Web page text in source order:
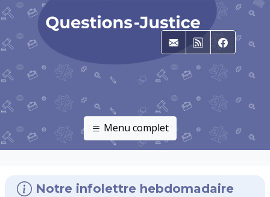
E-mailRSS
Menu complet
Notre infolettre hebdomadaire